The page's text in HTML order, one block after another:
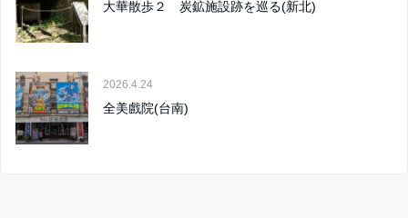
大華散歩２ 炭鉱施設跡を巡る(新北)
2026.4.24
全美戲院(台南)